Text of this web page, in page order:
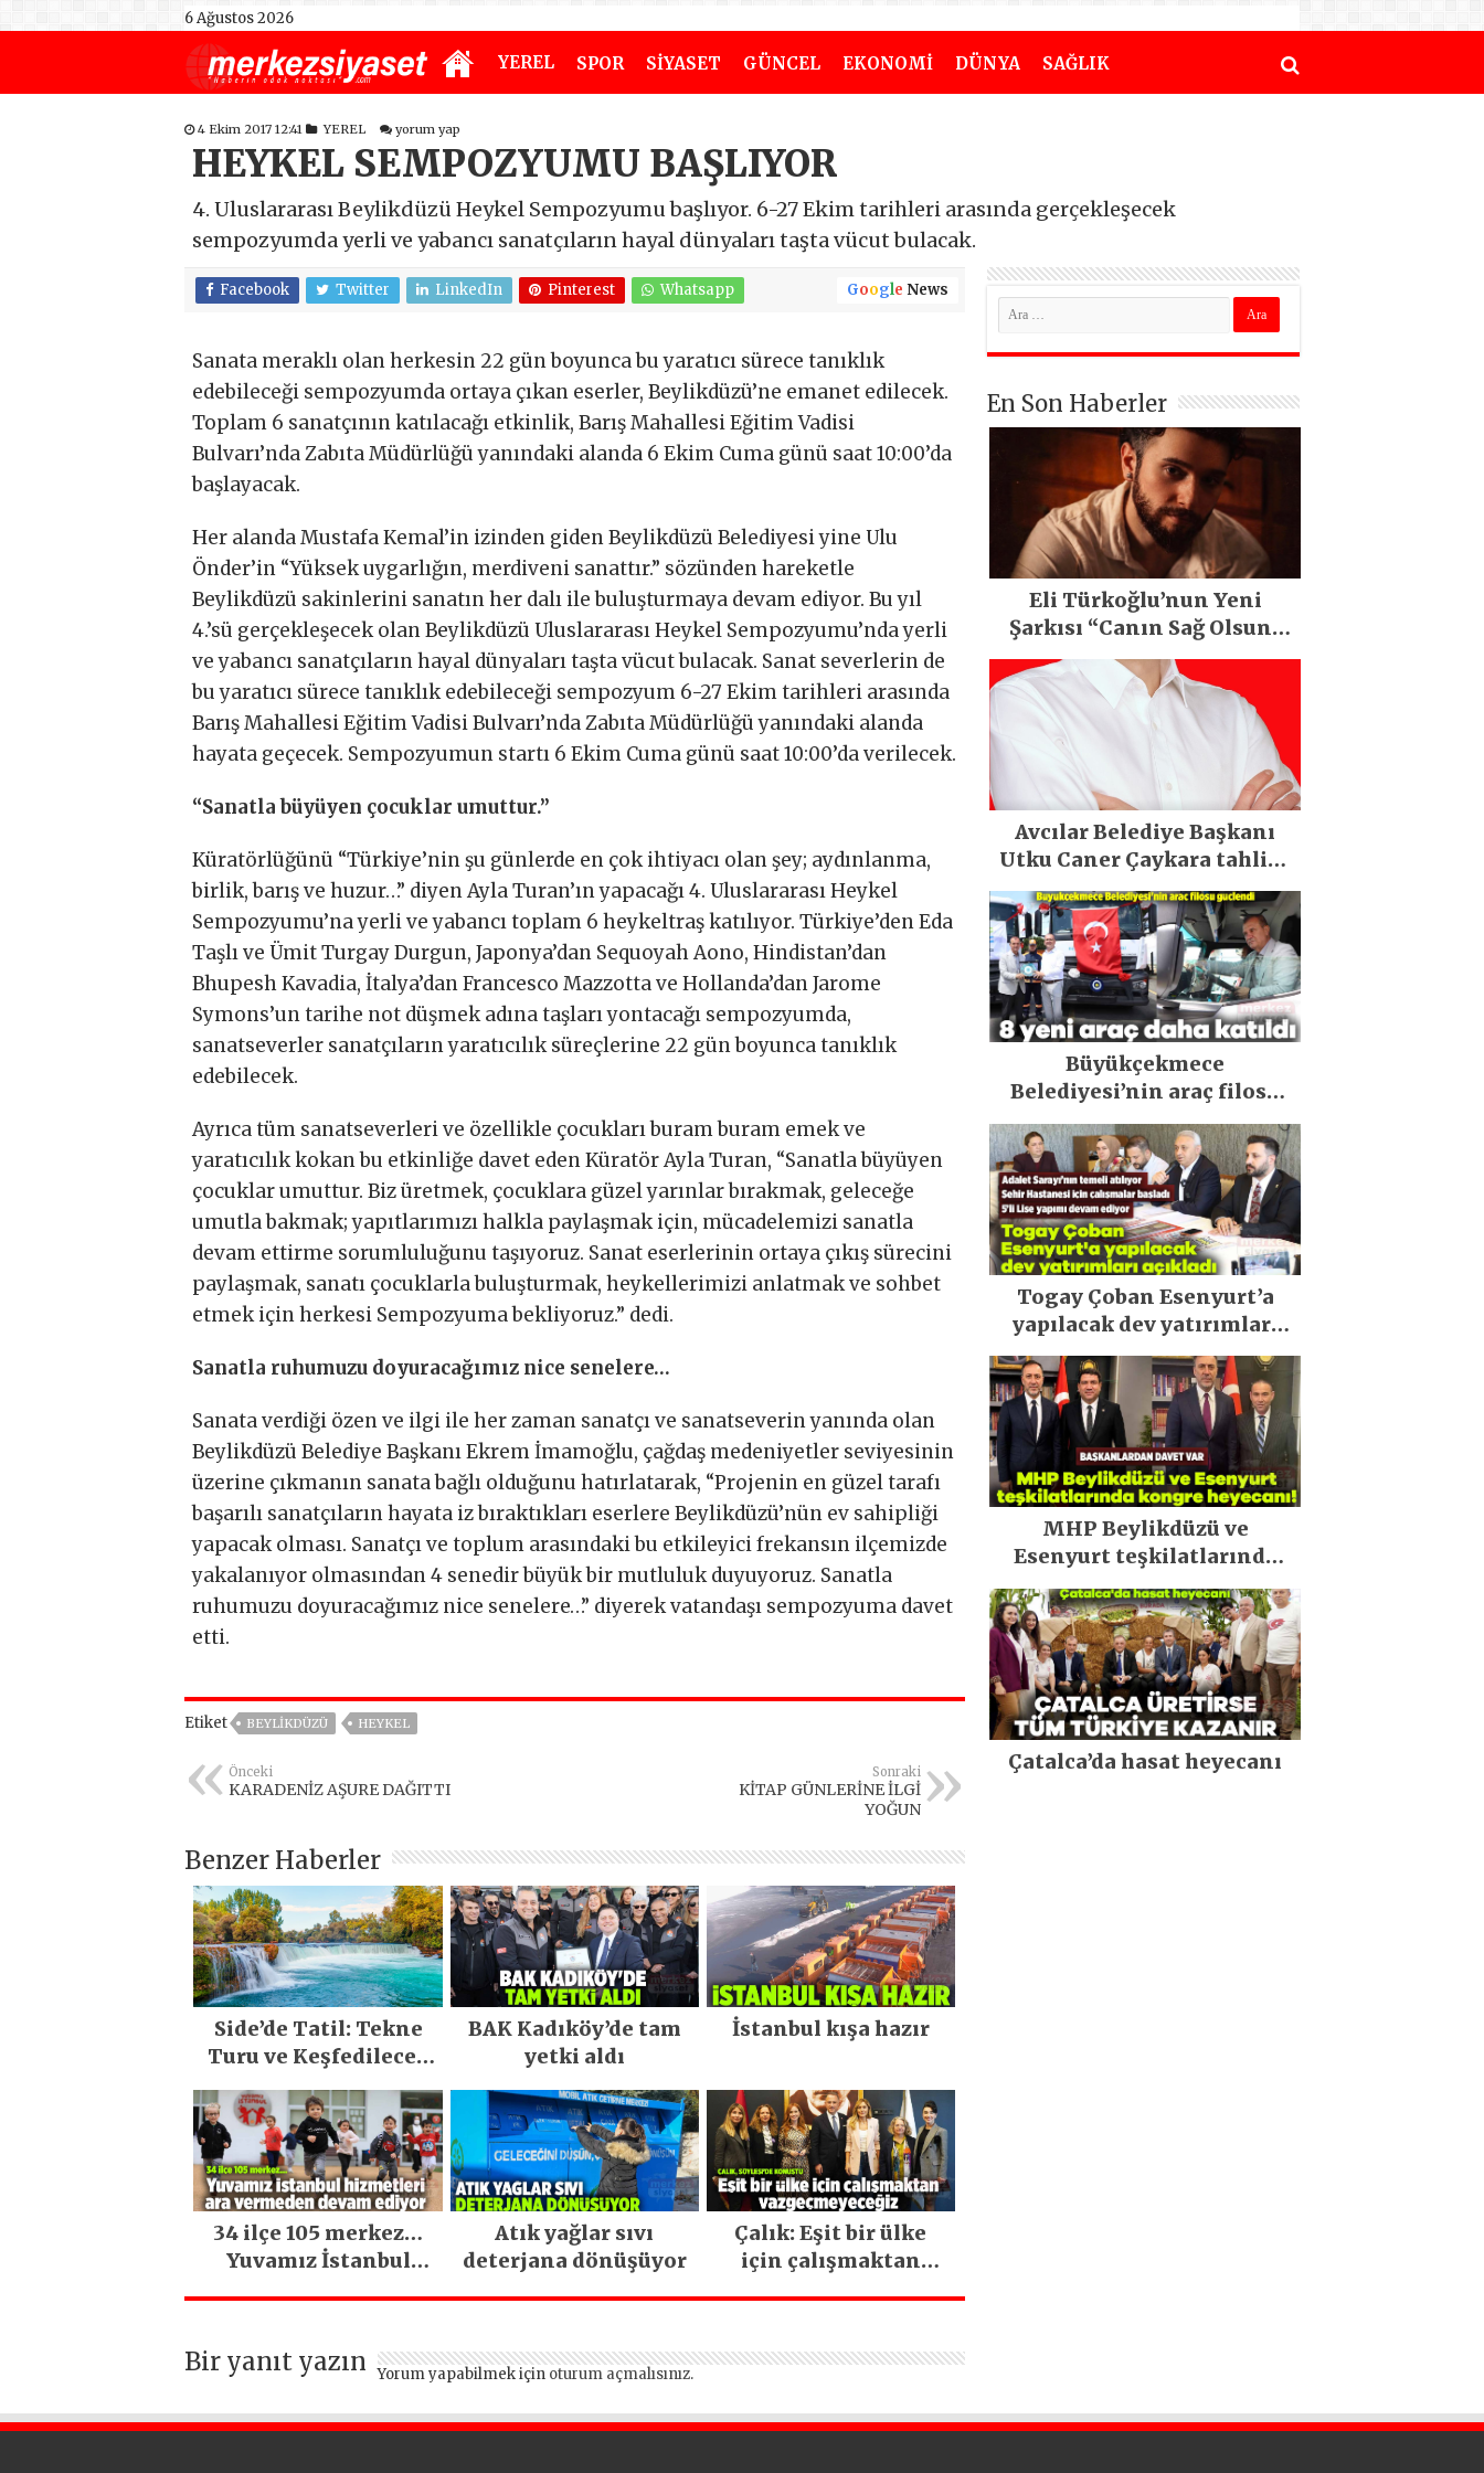
6 Ağustos 2026
YEREL SPOR SİYASET GÜNCEL EKONOMİ DÜNYA SAĞLIK
4 Ekim 2017 12:41 YEREL yorum yap
HEYKEL SEMPOZYUMU BAŞLIYOR
4. Uluslararası Beylikdüzü Heykel Sempozyumu başlıyor. 6-27 Ekim tarihleri arasında gerçekleşecek
sempozyumda yerli ve yabancı sanatçıların hayal dünyaları taşta vücut bulacak.
Facebook Twitter LinkedIn Pinterest Whatsapp Google News
Sanata meraklı olan herkesin 22 gün boyunca bu yaratıcı sürece tanıklık
edebileceği sempozyumda ortaya çıkan eserler, Beylikdüzü’ne emanet edilecek.
Toplam 6 sanatçının katılacağı etkinlik, Barış Mahallesi Eğitim Vadisi
Bulvarı’nda Zabıta Müdürlüğü yanındaki alanda 6 Ekim Cuma günü saat 10:00’da
başlayacak.
Her alanda Mustafa Kemal’in izinden giden Beylikdüzü Belediyesi yine Ulu
Önder’in “Yüksek uygarlığın, merdiveni sanattır.” sözünden hareketle
Beylikdüzü sakinlerini sanatın her dalı ile buluşturmaya devam ediyor. Bu yıl
4.’sü gerçekleşecek olan Beylikdüzü Uluslararası Heykel Sempozyumu’nda yerli
ve yabancı sanatçıların hayal dünyaları taşta vücut bulacak. Sanat severlerin de
bu yaratıcı sürece tanıklık edebileceği sempozyum 6-27 Ekim tarihleri arasında
Barış Mahallesi Eğitim Vadisi Bulvarı’nda Zabıta Müdürlüğü yanındaki alanda
hayata geçecek. Sempozyumun startı 6 Ekim Cuma günü saat 10:00’da verilecek.
“Sanatla büyüyen çocuklar umuttur.”
Küratörlüğünü “Türkiye’nin şu günlerde en çok ihtiyacı olan şey; aydınlanma,
birlik, barış ve huzur…” diyen Ayla Turan’ın yapacağı 4. Uluslararası Heykel
Sempozyumu’na yerli ve yabancı toplam 6 heykeltraş katılıyor. Türkiye’den Eda
Taşlı ve Ümit Turgay Durgun, Japonya’dan Sequoyah Aono, Hindistan’dan
Bhupesh Kavadia, İtalya’dan Francesco Mazzotta ve Hollanda’dan Jarome
Symons’un tarihe not düşmek adına taşları yontacağı sempozyumda,
sanatseverler sanatçıların yaratıcılık süreçlerine 22 gün boyunca tanıklık
edebilecek.
Ayrıca tüm sanatseverleri ve özellikle çocukları buram buram emek ve
yaratıcılık kokan bu etkinliğe davet eden Küratör Ayla Turan, “Sanatla büyüyen
çocuklar umuttur. Biz üretmek, çocuklara güzel yarınlar bırakmak, geleceğe
umutla bakmak; yapıtlarımızı halkla paylaşmak için, mücadelemizi sanatla
devam ettirme sorumluluğunu taşıyoruz. Sanat eserlerinin ortaya çıkış sürecini
paylaşmak, sanatı çocuklarla buluşturmak, heykellerimizi anlatmak ve sohbet
etmek için herkesi Sempozyuma bekliyoruz.” dedi.
Sanatla ruhumuzu doyuracağımız nice senelere…
Sanata verdiği özen ve ilgi ile her zaman sanatçı ve sanatseverin yanında olan
Beylikdüzü Belediye Başkanı Ekrem İmamoğlu, çağdaş medeniyetler seviyesinin
üzerine çıkmanın sanata bağlı olduğunu hatırlatarak, “Projenin en güzel tarafı
başarılı sanatçıların hayata iz bıraktıkları eserlere Beylikdüzü’nün ev sahipliği
yapacak olması. Sanatçı ve toplum arasındaki bu etkileyici frekansın ilçemizde
yakalanıyor olmasından 4 senedir büyük bir mutluluk duyuyoruz. Sanatla
ruhumuzu doyuracağımız nice senelere…” diyerek vatandaşı sempozyuma davet
etti.
Etiket BEYLIKDÜZÜ HEYKEL
Önceki
KARADENİZ AŞURE DAĞITTI
Sonraki
KİTAP GÜNLERİNE İLGİ
YOĞUN
Benzer Haberler
Side’de Tatil: Tekne
Turu ve Keşfedilecek
BAK Kadıköy’de tam
yetki aldı
İstanbul kışa hazır
34 ilçe 105 merkez…
Yuvamız İstanbul
Atık yağlar sıvı
deterjana dönüşüyor
Çalık: Eşit bir ülke
için çalışmaktan
Bir yanıt yazın Yorum yapabilmek için oturum açmalısınız.
En Son Haberler
Eli Türkoğlu’nun Yeni
Şarkısı “Canın Sağ Olsun”
Büyük İlgi Gördü!..
Avcılar Belediye Başkanı
Utku Caner Çaykara tahliye
edildi
Büyükçekmece
Belediyesi’nin araç filosu
güçlendi
Togay Çoban Esenyurt’a
yapılacak dev yatırımları
açıkladı
MHP Beylikdüzü ve
Esenyurt teşkilatlarında
kongre heyecanı!
Çatalca’da hasat heyecanı